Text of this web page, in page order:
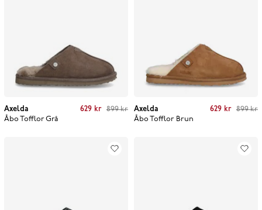
Axelda
Åbo TofflorGrå
price Previous price
kr
629 kr 899 kr
Axelda
Åbo Tofflor Brun
Current price Previous price
899 kr
629 kr 899 kr